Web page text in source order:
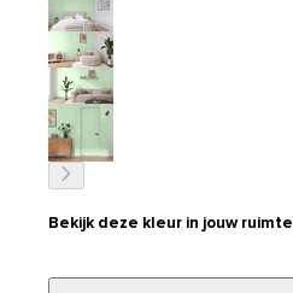
Bekijk deze kleur in jouw ruimte